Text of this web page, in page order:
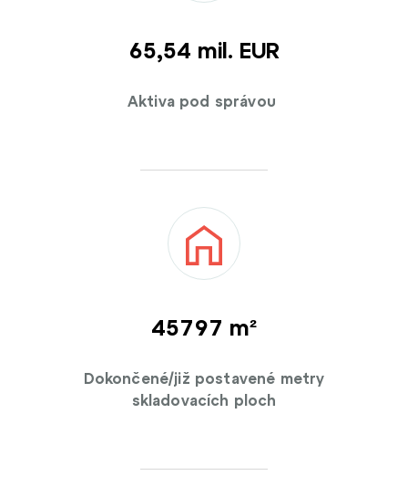
65,54 mil. EUR
Aktiva pod správou
45800 m²
Dokončené/již postavené metry
skladovacích ploch